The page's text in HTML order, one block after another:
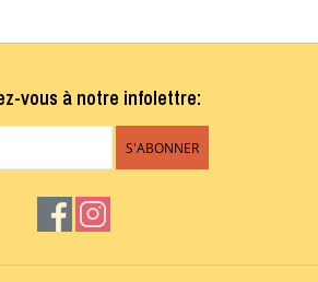
vous à notre infolettre:
S'ABONNER